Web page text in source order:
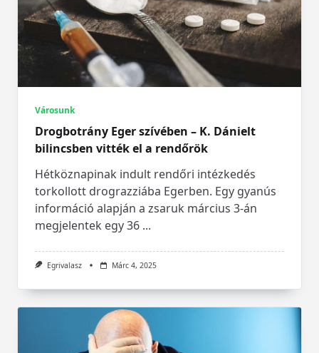
Városunk
Drogbotrány Eger szívében – K. Dánielt
bilincsben vitték el a rendőrök
Hétköznapinak indult rendőri intézkedés
torkollott drograzziába Egerben. Egy gyanús
információ alapján a zsaruk március 3-án
megjelentek egy 36 ...
Egrivalasz Márc 4, 2025